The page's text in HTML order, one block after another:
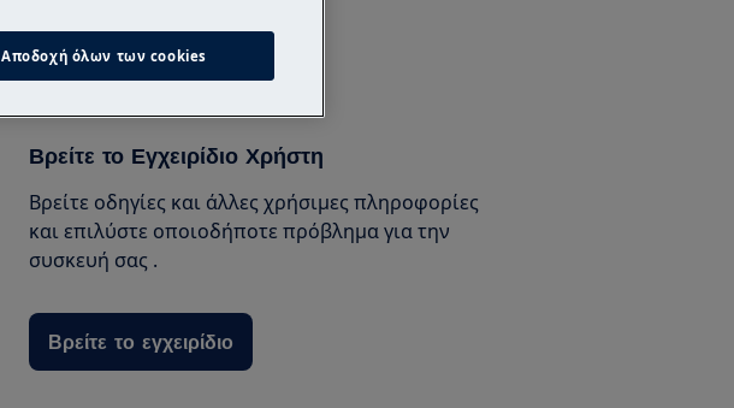
Κλείστε υπηρεσία
Βρείτε το Εγχειρίδιο Χρήστη
Βρείτε οδηγίες και άλλες χρήσιμες πληροφορίες
και επιλύστε οποιοδήποτε πρόβλημα για την
συσκευή σας .
Βρείτε το εγχειρίδιο
Αποδοχή όλων των cookies